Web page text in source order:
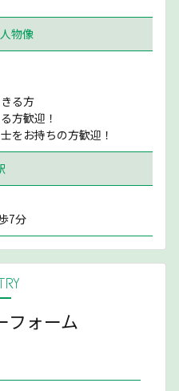
物像
る方
方歓迎！
をお持ちの方歓迎！
7分
フォーム